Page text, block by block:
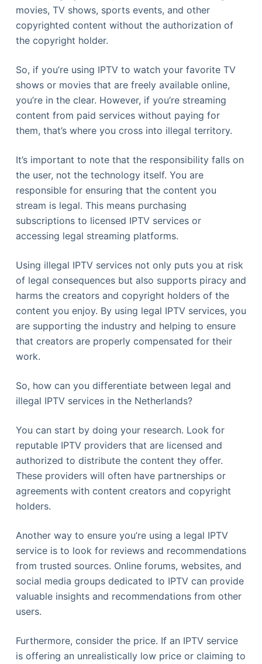
movies, TV shows, sports events, and other
copyrighted content without the authorization of
the copyright holder.
So, if you’re using IPTV to watch your favorite TV
shows or movies that are freely available online,
you’re in the clear. However, if you’re streaming
content from paid services without paying for
them, that’s where you cross into illegal territory.
It’s important to note that the responsibility falls on
the user, not the technology itself. You are
responsible for ensuring that the content you
stream is legal. This means purchasing
subscriptions to licensed IPTV services or
accessing legal streaming platforms.
Using illegal IPTV services not only puts you at risk
of legal consequences but also supports piracy and
harms the creators and copyright holders of the
content you enjoy. By using legal IPTV services, you
are supporting the industry and helping to ensure
that creators are properly compensated for their
work.
So, how can you differentiate between legal and
illegal IPTV services in the Netherlands?
You can start by doing your research. Look for
reputable IPTV providers that are licensed and
authorized to distribute the content they offer.
These providers will often have partnerships or
agreements with content creators and copyright
holders.
Another way to ensure you’re using a legal IPTV
service is to look for reviews and recommendations
from trusted sources. Online forums, websites, and
social media groups dedicated to IPTV can provide
valuable insights and recommendations from other
users.
Furthermore, consider the price. If an IPTV service
is offering an unrealistically low price or claiming to